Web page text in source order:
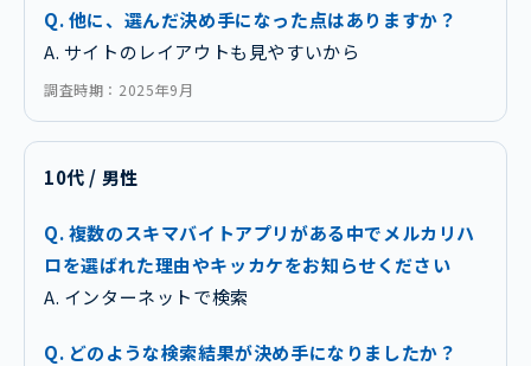
Q. 他に、選んだ決め手になった点はありますか？
A. サイトのレイアウトも見やすいから
調査時期：2025年9月
10代 / 男性
Q. 複数のスキマバイトアプリがある中でメルカリハ
ロを選ばれた理由やキッカケをお知らせください
A. インターネットで検索
Q. どのような検索結果が決め手になりましたか？